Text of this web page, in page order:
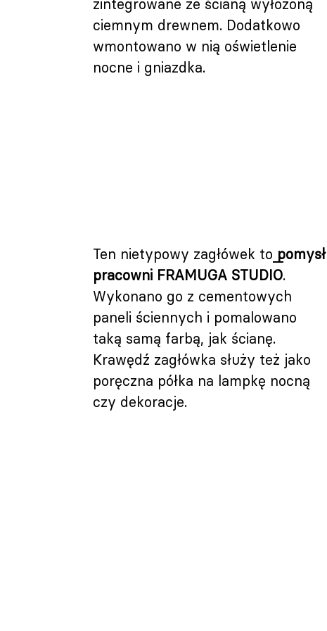
zintegrowane ze ścianą wyłożoną
ciemnym drewnem. Dodatkowo
wmontowano w nią oświetlenie
nocne i gniazdka.
Ten nietypowy zagłówek to pomysł
pracowni FRAMUGA STUDIO.
Wykonano go z cementowych
paneli ściennych i pomalowano
taką samą farbą, jak ścianę.
Krawędź zagłówka służy też jako
poręczna półka na lampkę nocną
czy dekoracje.